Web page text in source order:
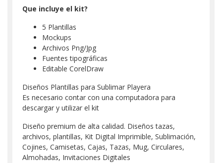
Que incluye el kit?
5 Plantillas
Mockups
Archivos Png/Jpg
Fuentes tipográficas
Editable CorelDraw
Diseños Plantillas para Sublimar Playera
Es necesario contar con una computadora para
descargar y utilizar el kit
Diseño premium de alta calidad. Diseños tazas,
archivos, plantillas, Kit Digital Imprimible, Sublimación,
Cojines, Camisetas, Cajas, Tazas, Mug, Circulares,
Almohadas, Invitaciones Digitales